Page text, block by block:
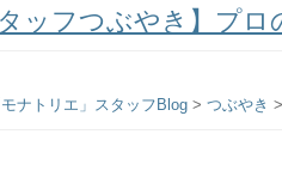
タッフつぶやき】プロ
ナトリエ」スタッフBlog > つぶやき